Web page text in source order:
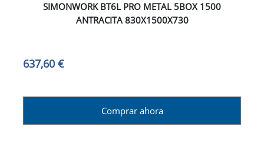
SIMONWORK BT6L PRO METAL 5BOX 1500
ANTRACITA 830X1500X730
637,60 €
Comprar ahora